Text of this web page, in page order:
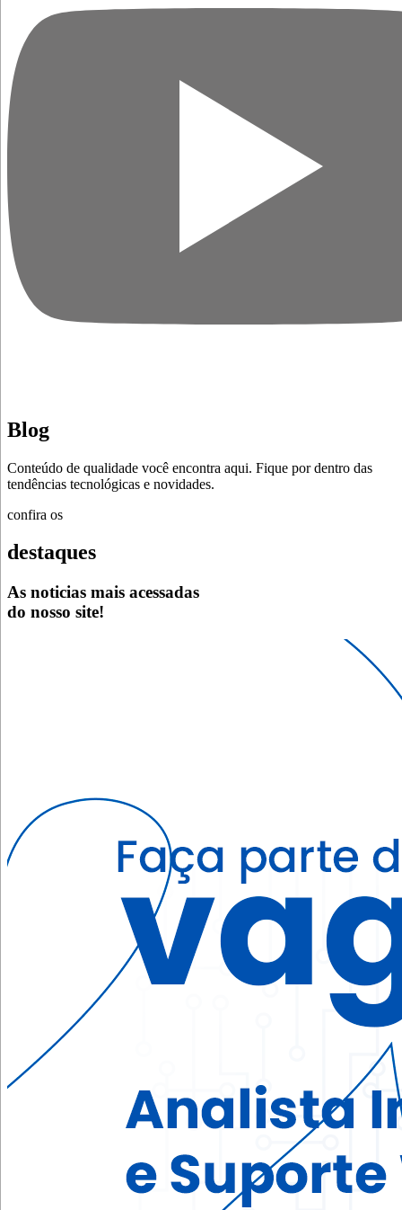
Blog
Conteúdo de qualidade você encontra aqui. Fique por dentro das
tendências tecnológicas e novidades.
confira os
destaques
As noticias mais acessadas
do nosso site!